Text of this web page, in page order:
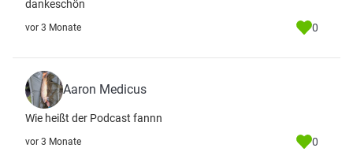
dankeschön
vor 3 Monate 0
Aaron Medicus
Wie heißt der Podcast fannn
vor 3 Monate 0